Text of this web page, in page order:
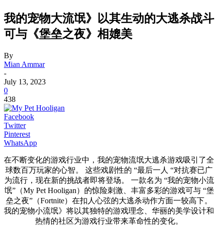
我的宠物大流氓》以其生动的大逃杀战斗
可与《堡垒之夜》相媲美
By
Mian Ammar
-
July 13, 2023
0
438
Facebook
Twitter
Pinterest
WhatsApp
在不断变化的游戏行业中，我的宠物流氓大逃杀游戏吸引了全
球数百万玩家的心智。 这些戏剧性的 “最后一人 “对抗赛已广
为流行，现在新的挑战者即将登场。 一款名为 “我的宠物小流
氓”（My Pet Hooligan）的惊险刺激、丰富多彩的游戏可与 “堡
垒之夜”（Fortnite）在扣人心弦的大逃杀动作方面一较高下。
我的宠物小流氓》将以其独特的游戏理念、华丽的美学设计和
热情的社区为游戏行业带来革命性的变化。